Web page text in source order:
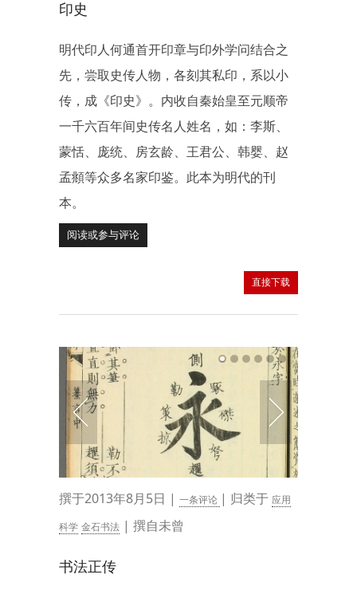
印史
明代印人何通首开印章与印外学问结合之
先，尝取史传人物，各刻其私印，系以小
传，成《印史》。内收自秦始皇至元顺帝
一千六百年间史传名人姓名，如：李斯、
蒙恬、庞统、房玄龄、王君公、韩婴、赵
孟頫等众多名家印鉴。此本为明代的刊
本。
阅读或参与评论
直接下载
撰于2013年8月5日 | 一条评论 | 归类于 应用
科学 金石书法 | 撰自未曾
书法正传